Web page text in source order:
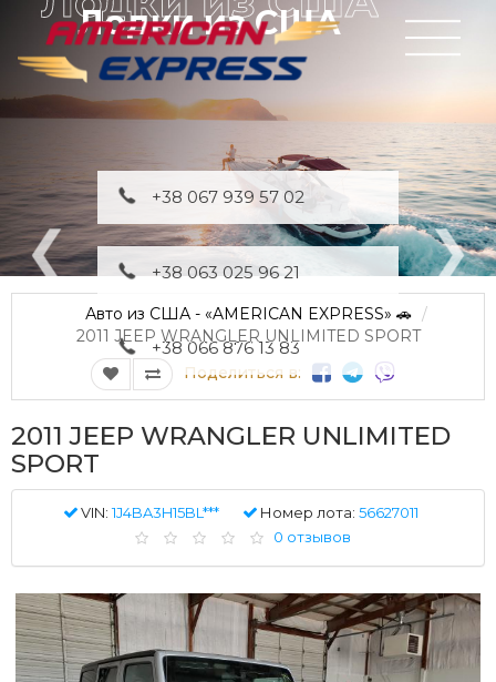
Лодки из США
+38 067 939 57 02
+38 063 025 96 21
+38 066 876 13 83
Авто из США - «AMERICAN EXPRESS» 🚗
2011 JEEP WRANGLER UNLIMITED SPORT
Поделиться в:
2011 JEEP WRANGLER UNLIMITED
SPORT
VIN:1J4BA3H15BL*** Номер лота: 56627011
0 отзывов